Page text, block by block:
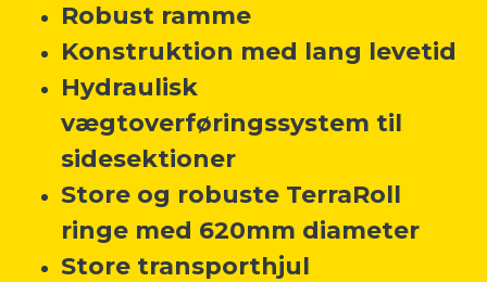
Robust ramme
Konstruktion med lang levetid
Hydraulisk
vægtoverføringssystem til
sidesektioner
Store og robuste TerraRoll
ringe med 620mm diameter
Store transporthjul